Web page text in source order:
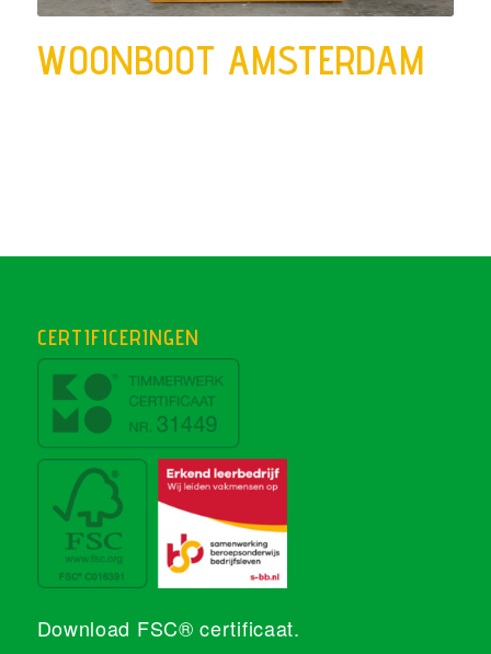
WOONBOOT AMSTERDAM
CERTIFICERINGEN
Download FSC® certificaat.